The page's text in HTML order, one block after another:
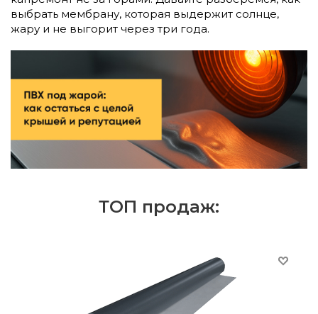
выбрать мембрану, которая выдержит солнце,
жару и не выгорит через три года.
ТОП продаж: